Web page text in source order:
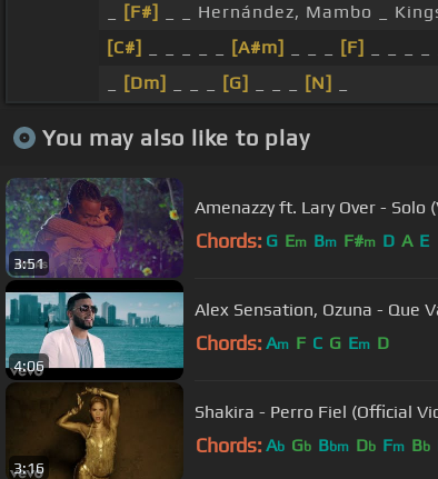
[F#]
_ _ Hernández, Mambo _
[C#]
[A#m] [F]
[Dm] [G] [N]
You may also like to play
3:51
Amenazzy ft. Lary Over - Solo
Chords: G Em Bm F#m D A E
4:06
Alex Sensation, Ozuna - Que
Chords: Am F C G Em D
3:16
Shakira - Perro Fiel (Official
Chords: Ab Gb Bbm Db Fm Bb